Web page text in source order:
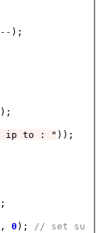
-- );
ip to : " ));
, 0 );
// set su